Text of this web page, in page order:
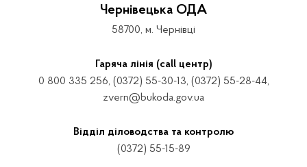
Чернівецька ОДА
58700, м. Чернівці
Гаряча лінія (call центр)
0 800 335 256, (0372) 55-30-13, (0372) 55-28-44,
zvern@bukoda.gov.ua
Відділ діловодства та контролю
(0372) 55-15-89